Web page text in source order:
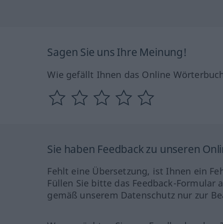
Sagen Sie uns Ihre Meinung!
Wie gefällt Ihnen das Online
Sie haben Feedback zu unseren
Fehlt eine Übersetzung, ist Ihnen ein
Füllen Sie bitte das Feedback-
gemäß unserem Datenschutz nur zur